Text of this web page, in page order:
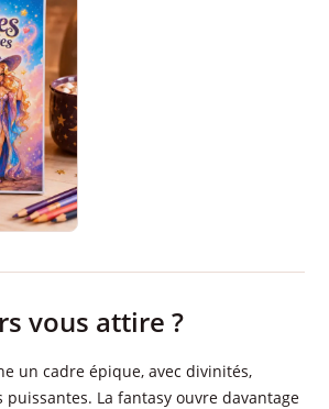
vous attire ?
un cadre épique, avec divinités,
puissantes. La fantasy ouvre davantage